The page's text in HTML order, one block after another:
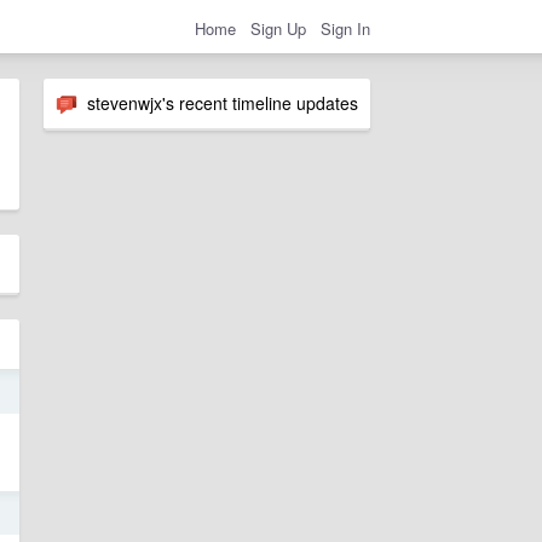
Home Sign Up Sign In
stevenwjx's recent timeline updates